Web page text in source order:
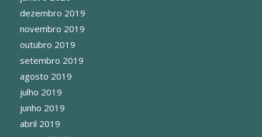
dezembro 2019
novembro 2019
outubro 2019
setembro 2019
agosto 2019
julho 2019
junho 2019
abril 2019